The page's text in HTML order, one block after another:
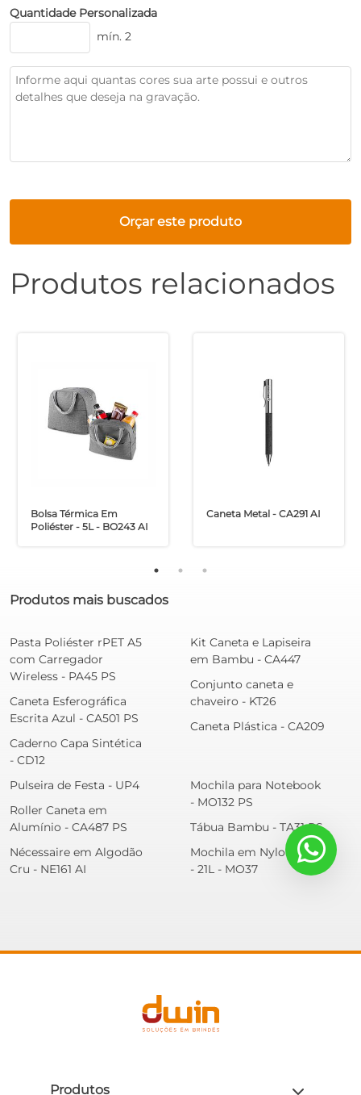
Quantidade Personalizada
mín. 2
Orçar este produto
Produtos relacionados
Bolsa Térmica Em
Poliéster - 5L - BO243 AI
Caneta Metal - CA291 AI
Produtos mais buscados
Pasta Poliéster rPET A5
com Carregador
Wireless - PA45 PS
Caneta Esferográfica
Escrita Azul - CA501 PS
Caderno Capa Sintética
- CD12
Kit Caneta e Lapiseira
em Bambu - CA447
Conjunto caneta e
chaveiro - KT26
Caneta Plástica - CA209
Pulseira de Festa - UP4
Roller Caneta em
Alumínio - CA487 PS
Nécessaire em Algodão
Cru - NE161 AI
Mochila para Notebook
- MO132 PS
Tábua Bambu - TA31 PS
Mochila em Nylon USB
- 21L - MO37
Produtos